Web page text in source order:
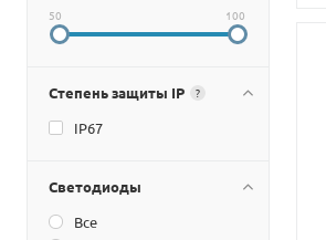
50 100
Степень защиты IP ?
IP67
Светодиоды
Все